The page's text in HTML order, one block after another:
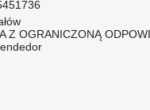
Z OGRANICZONĄ